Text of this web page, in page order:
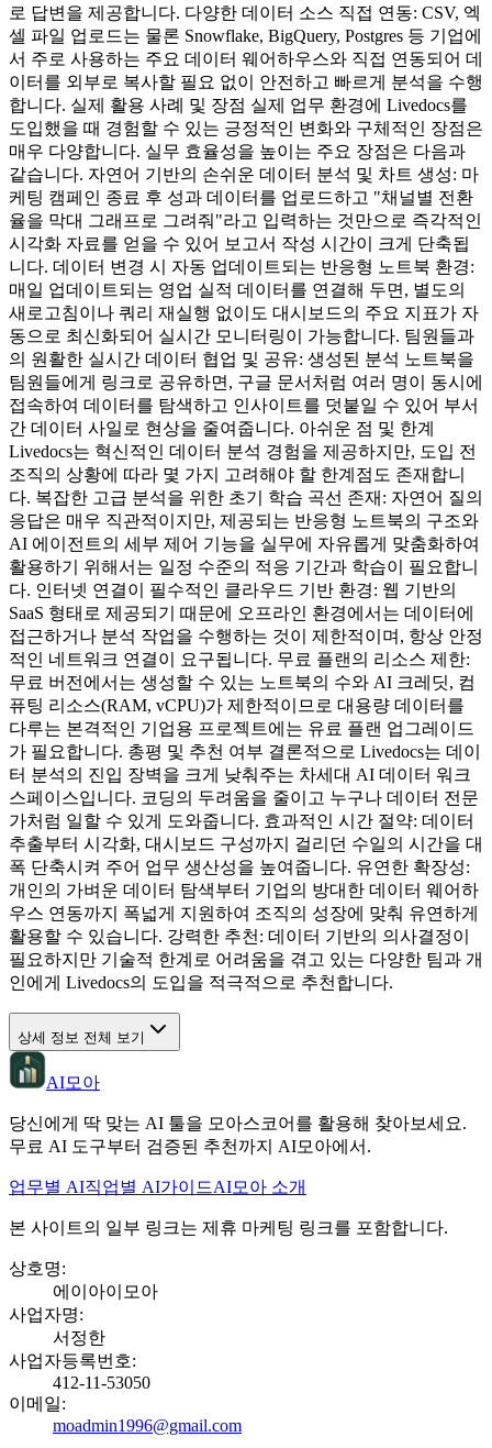
로 답변을 제공합니다. 다양한 데이터 소스 직접 연동: CSV, 엑
셀 파일 업로드는 물론 Snowflake, BigQuery, Postgres 등 기업에
서 주로 사용하는 주요 데이터 웨어하우스와 직접 연동되어 데
이터를 외부로 복사할 필요 없이 안전하고 빠르게 분석을 수행
합니다. 실제 활용 사례 및 장점 실제 업무 환경에 Livedocs를
도입했을 때 경험할 수 있는 긍정적인 변화와 구체적인 장점은
매우 다양합니다. 실무 효율성을 높이는 주요 장점은 다음과
같습니다. 자연어 기반의 손쉬운 데이터 분석 및 차트 생성: 마
케팅 캠페인 종료 후 성과 데이터를 업로드하고 "채널별 전환
율을 막대 그래프로 그려줘"라고 입력하는 것만으로 즉각적인
시각화 자료를 얻을 수 있어 보고서 작성 시간이 크게 단축됩
니다. 데이터 변경 시 자동 업데이트되는 반응형 노트북 환경:
매일 업데이트되는 영업 실적 데이터를 연결해 두면, 별도의
새로고침이나 쿼리 재실행 없이도 대시보드의 주요 지표가 자
동으로 최신화되어 실시간 모니터링이 가능합니다. 팀원들과
의 원활한 실시간 데이터 협업 및 공유: 생성된 분석 노트북을
팀원들에게 링크로 공유하면, 구글 문서처럼 여러 명이 동시에
접속하여 데이터를 탐색하고 인사이트를 덧붙일 수 있어 부서
간 데이터 사일로 현상을 줄여줍니다. 아쉬운 점 및 한계
Livedocs는 혁신적인 데이터 분석 경험을 제공하지만, 도입 전
조직의 상황에 따라 몇 가지 고려해야 할 한계점도 존재합니
다. 복잡한 고급 분석을 위한 초기 학습 곡선 존재: 자연어 질의
응답은 매우 직관적이지만, 제공되는 반응형 노트북의 구조와
AI 에이전트의 세부 제어 기능을 실무에 자유롭게 맞춤화하여
활용하기 위해서는 일정 수준의 적응 기간과 학습이 필요합니
다. 인터넷 연결이 필수적인 클라우드 기반 환경: 웹 기반의
SaaS 형태로 제공되기 때문에 오프라인 환경에서는 데이터에
접근하거나 분석 작업을 수행하는 것이 제한적이며, 항상 안정
적인 네트워크 연결이 요구됩니다. 무료 플랜의 리소스 제한:
무료 버전에서는 생성할 수 있는 노트북의 수와 AI 크레딧, 컴
퓨팅 리소스(RAM, vCPU)가 제한적이므로 대용량 데이터를
다루는 본격적인 기업용 프로젝트에는 유료 플랜 업그레이드
가 필요합니다. 총평 및 추천 여부 결론적으로 Livedocs는 데이
터 분석의 진입 장벽을 크게 낮춰주는 차세대 AI 데이터 워크
스페이스입니다. 코딩의 두려움을 줄이고 누구나 데이터 전문
가처럼 일할 수 있게 도와줍니다. 효과적인 시간 절약: 데이터
추출부터 시각화, 대시보드 구성까지 걸리던 수일의 시간을 대
폭 단축시켜 주어 업무 생산성을 높여줍니다. 유연한 확장성:
개인의 가벼운 데이터 탐색부터 기업의 방대한 데이터 웨어하
우스 연동까지 폭넓게 지원하여 조직의 성장에 맞춰 유연하게
활용할 수 있습니다. 강력한 추천: 데이터 기반의 의사결정이
필요하지만 기술적 한계로 어려움을 겪고 있는 다양한 팀과 개
인에게 Livedocs의 도입을 적극적으로 추천합니다.
상세 정보 전체 보기
AI모아
당신에게 딱 맞는 AI 툴을 모아스코어를 활용해 찾아보세요.
무료 AI 도구부터 검증된 추천까지 AI모아에서.
업무별 AI직업별 AI가이드AI모아 소개
본 사이트의 일부 링크는 제휴 마케팅 링크를 포함합니다.
상호명:
에이아이모아
사업자명:
서정한
사업자등록번호:
412-11-53050
이메일:
moadmin1996@gmail.com